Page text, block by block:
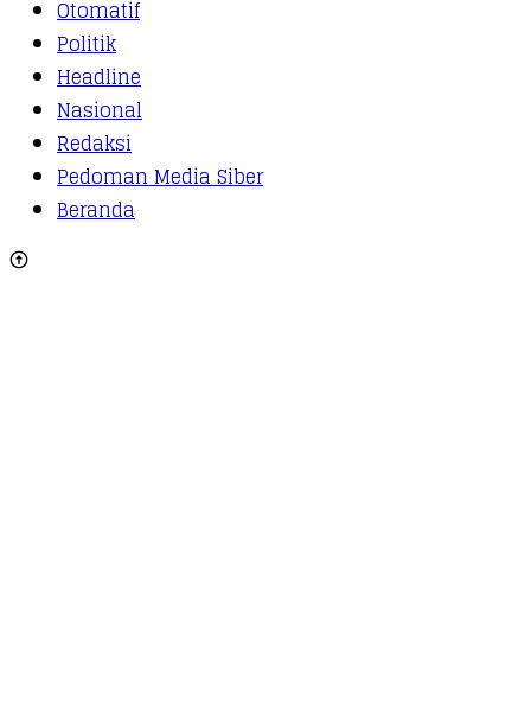
Otomatif
Politik
Headline
Nasional
Redaksi
Pedoman Media Siber
Beranda